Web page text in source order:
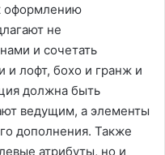
оформлению
не
и сочетать
и лофт, бохо и гранж и
должна быть
ведущим, а элементы
дополнения. Также
атрибуты, но и